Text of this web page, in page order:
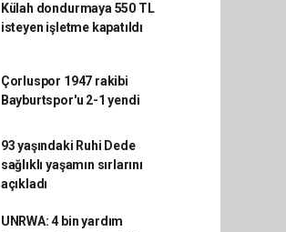
Külah dondurmaya 550 TL
isteyen işletme kapatıldı
Çorluspor 1947 rakibi
Bayburtspor'u 2-1 yendi
93 yaşındaki Ruhi Dede
sağlıklı yaşamın sırlarını
açıkladı
UNRWA: 4 bin yardım